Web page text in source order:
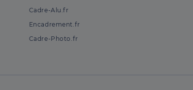
Cadre-Alu.fr
Encadrement.fr
Cadre-Photo.fr